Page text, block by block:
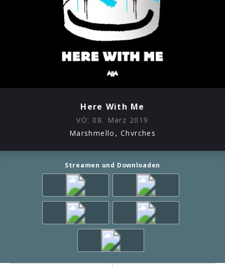
Here With Me
VÖ: 08. März 2019
Marshmello, Chvrches
Streamen und Downloaden